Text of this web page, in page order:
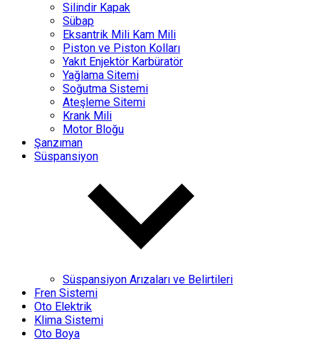
Silindir Kapak
Sübap
Eksantrik Mili Kam Mili
Piston ve Piston Kolları
Yakıt Enjektör Karbüratör
Yağlama Sitemi
Soğutma Sistemi
Ateşleme Sitemi
Krank Mili
Motor Bloğu
Şanzıman
Süspansiyon
Süspansiyon Arızaları ve Belirtileri
Fren Sistemi
Oto Elektrik
Klima Sistemi
Oto Boya